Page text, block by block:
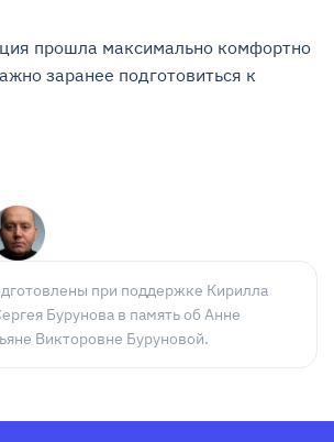
прошла максимально комфортно
заранее подготовиться к
при поддержке Кирилла
Бурунова в память об Анне
Викторовне Буруновой.